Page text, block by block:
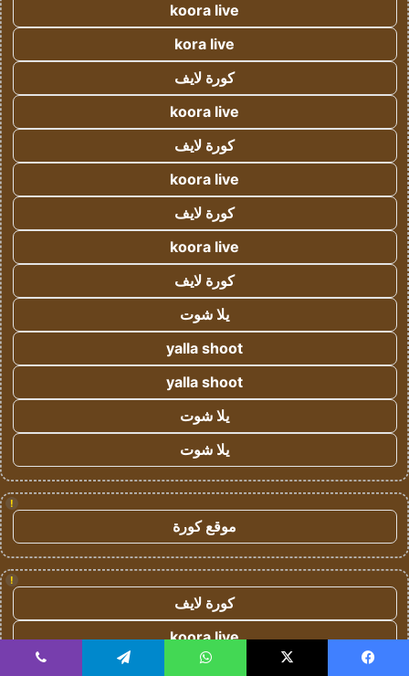
koora live
kora live
كورة لايف
koora live
كورة لايف
koora live
كورة لايف
koora live
كورة لايف
يلا شوت
yalla shoot
yalla shoot
يلا شوت
يلا شوت
!
موقع كورة
!
كورة لايف
koora live